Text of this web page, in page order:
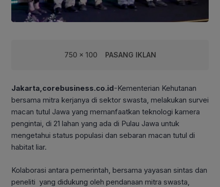
750 x 100 PASANG IKLAN
Jakarta,corebusiness.co.id-Kementerian Kehutanan
bersama mitra kerjanya di sektor swasta, melakukan survei
macan tutul Jawa yang memanfaatkan teknologi kamera
pengintai, di 21 lahan yang ada di Pulau Jawa untuk
mengetahui status populasi dan sebaran macan tutul di
habitat liar.
Kolaborasi antara pemerintah, bersama yayasan sintas dan
peneliti yang didukung oleh pendanaan mitra swasta,